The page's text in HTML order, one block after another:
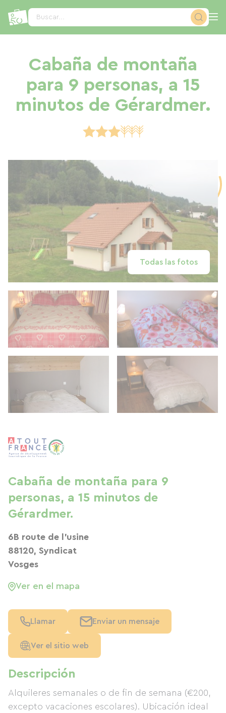
Buscar...
Cabaña de montaña
para 9 personas, a 15
minutos de Gérardmer.
Todas las fotos
Descripción
Alquileres semanales o de fin de semana (€200,
excepto vacaciones escolares). Ubicación ideal
Cabaña de montaña para 9
personas, a 15 minutos de
Gérardmer.
6B route de l'usine
88120, Syndicat
Vosges
Ver en el mapa
Llamar Enviar un mensaje
Ver el sitio web
Panel de gestión de cookies